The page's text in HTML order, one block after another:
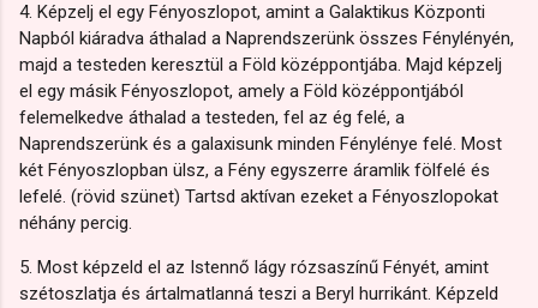
4. Képzelj el egy Fényoszlopot, amint a Galaktikus Központi
Napból kiáradva áthalad a Naprendszerünk összes Fénylényén,
majd a testeden keresztül a Föld középpontjába. Majd képzelj
el egy másik Fényoszlopot, amely a Föld középpontjából
felemelkedve áthalad a testeden, fel az ég felé, a
Naprendszerünk és a galaxisunk minden Fénylénye felé. Most
két Fényoszlopban ülsz, a Fény egyszerre áramlik fölfelé és
lefelé. (rövid szünet) Tartsd aktívan ezeket a Fényoszlopokat
néhány percig.
5. Most képzeld el az Istennő lágy rózsaszínű Fényét, amint
szétoszlatja és ártalmatlanná teszi a Beryl hurrikánt. Képzeld